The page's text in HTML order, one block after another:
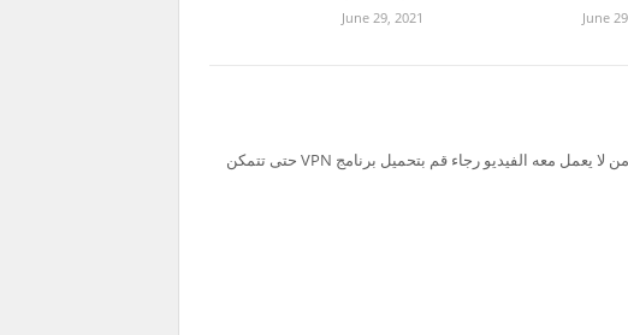
June
June 29, 2021
تم حظر سيرفر Ok.ru في السعودية لذلك من لا يعمل معه الفيديو رجاء قم بتحميل برنامج VPN حتى تتمكن